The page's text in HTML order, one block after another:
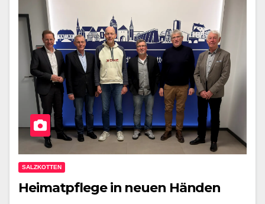
SALZKOTTEN
Heimatpflege in neuen Händen